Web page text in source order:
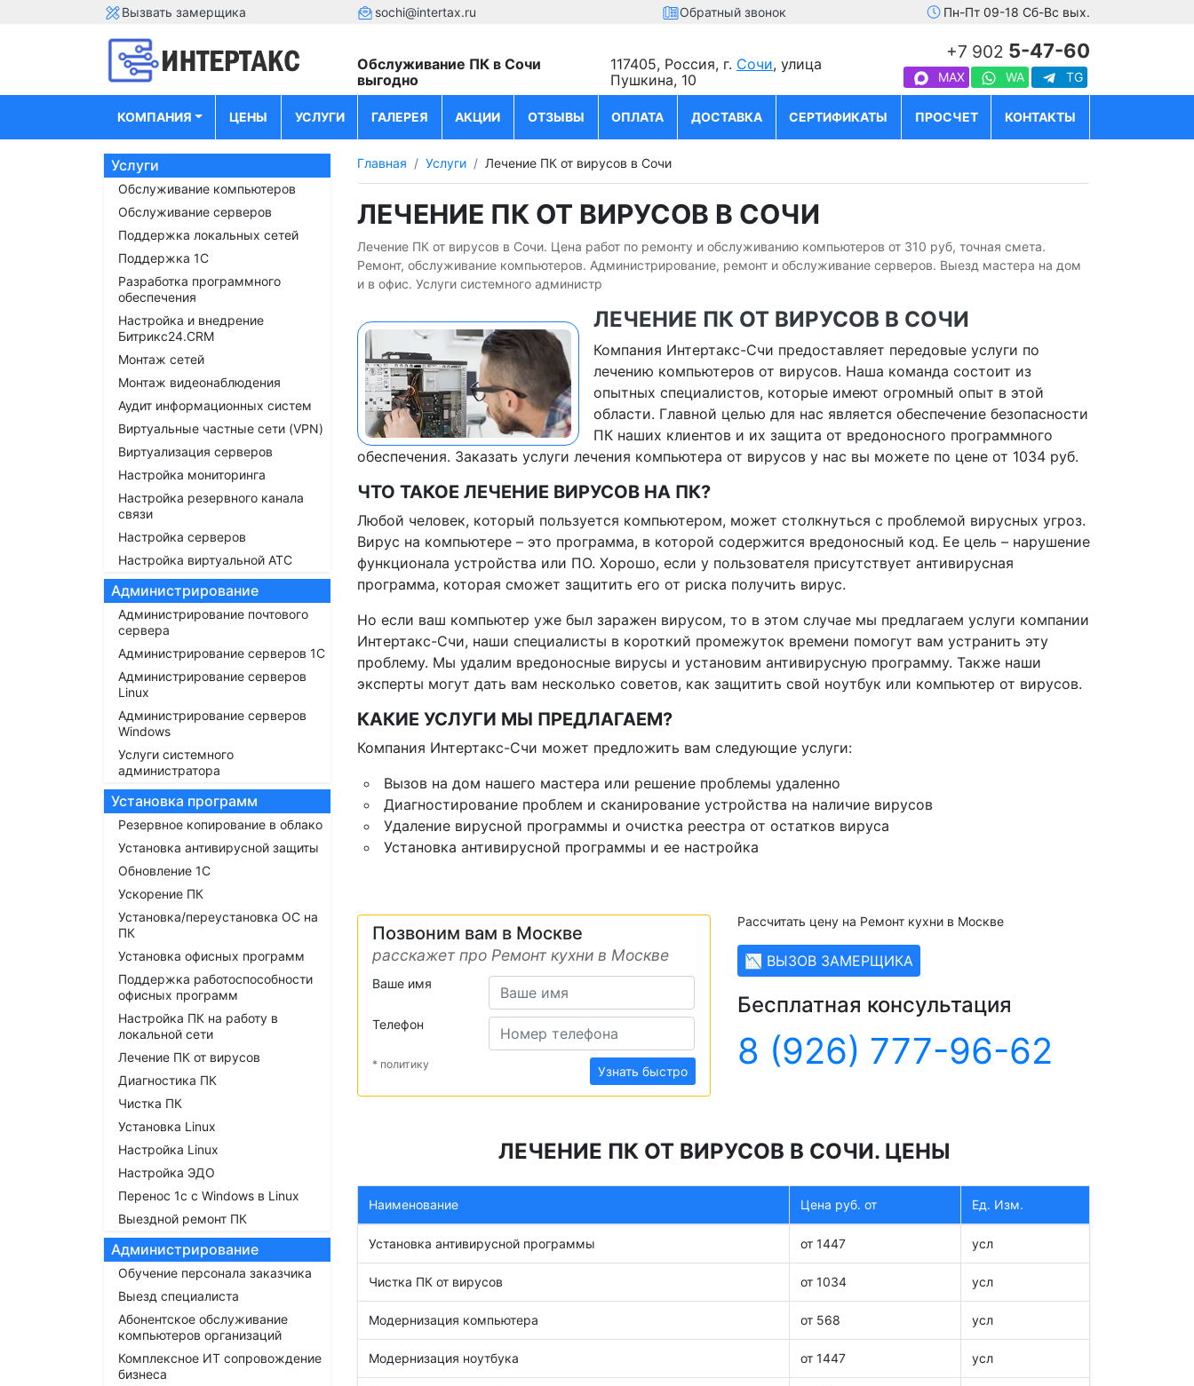
Вызвать замерщика sochi@intertax.ru Обратный звонок Пн-Пт 09-18 Сб-Вс вых.
Обслуживание ПК в Сочи
выгодно
117405, Россия, г. Сочи, улица
Пушкина, 10
+7 902 5-47-60
MAX WA TG
КОМПАНИЯ ЦЕНЫ УСЛУГИ ГАЛЕРЕЯ АКЦИИ ОТЗЫВЫ ОПЛАТА ДОСТАВКА СЕРТИФИКАТЫ ПРОСЧЕТ КОНТАКТЫ
Услуги
Обслуживание компьютеров
Обслуживание серверов
Поддержка локальных сетей
Поддержка 1С
Разработка программного
обеспечения
Настройка и внедрение
Битрикс24.CRM
Монтаж сетей
Монтаж видеонаблюдения
Аудит информационных систем
Виртуальные частные сети (VPN)
Виртуализация серверов
Настройка мониторинга
Настройка резервного канала
связи
Настройка серверов
Настройка виртуальной АТС
Администрирование
Администрирование почтового
сервера
Администрирование серверов 1С
Администрирование серверов
Linux
Администрирование серверов
Windows
Услуги системного
администратора
Установка программ
Резервное копирование в облако
Установка антивирусной защиты
Обновление 1С
Ускорение ПК
Установка/переустановка ОС на
ПК
Установка офисных программ
Поддержка работоспособности
офисных программ
Настройка ПК на работу в
локальной сети
Лечение ПК от вирусов
Диагностика ПК
Чистка ПК
Установка Linux
Настройка Linux
Настройка ЭДО
Перенос 1с с Windows в Linux
Выездной ремонт ПК
Администрирование
Обучение персонала заказчика
Выезд специалиста
Абонентское обслуживание
компьютеров организаций
Комплексное ИТ сопровождение
бизнеса
Главная Услуги Лечение ПК от вирусов в Сочи
ЛЕЧЕНИЕ ПК ОТ ВИРУСОВ В СОЧИ
Лечение ПК от вирусов в Сочи. Цена работ по ремонту и обслуживанию компьютеров от 310 руб, точная смета.
Ремонт, обслуживание компьютеров. Администрирование, ремонт и обслуживание серверов. Выезд мастера на дом
и в офис. Услуги системного администр
ЛЕЧЕНИЕ ПК ОТ ВИРУСОВ В СОЧИ
Компания Интертакс-Счи предоставляет передовые услуги по
лечению компьютеров от вирусов. Наша команда состоит из
опытных специалистов, которые имеют огромный опыт в этой
области. Главной целью для нас является обеспечение безопасности
ПК наших клиентов и их защита от вредоносного программного
обеспечения. Заказать услуги лечения компьютера от вирусов у нас вы можете по цене от 1034 руб.
ЧТО ТАКОЕ ЛЕЧЕНИЕ ВИРУСОВ НА ПК?
Любой человек, который пользуется компьютером, может столкнуться с проблемой вирусных угроз.
Вирус на компьютере – это программа, в которой содержится вредоносный код. Ее цель – нарушение
функционала устройства или ПО. Хорошо, если у пользователя присутствует антивирусная
программа, которая сможет защитить его от риска получить вирус.
Но если ваш компьютер уже был заражен вирусом, то в этом случае мы предлагаем услуги компании
Интертакс-Счи, наши специалисты в короткий промежуток времени помогут вам устранить эту
проблему. Мы удалим вредоносные вирусы и установим антивирусную программу. Также наши
эксперты могут дать вам несколько советов, как защитить свой ноутбук или компьютер от вирусов.
КАКИЕ УСЛУГИ МЫ ПРЕДЛАГАЕМ?
Компания Интертакс-Счи может предложить вам следующие услуги:
Вызов на дом нашего мастера или решение проблемы удаленно
Диагностирование проблем и сканирование устройства на наличие вирусов
Удаление вирусной программы и очистка реестра от остатков вируса
Установка антивирусной программы и ее настройка
Позвоним вам в Москве
расскажет про Ремонт кухни в Москве
Ваше имя
Телефон
* политику Узнать быстро
Рассчитать цену на Ремонт кухни в Москве
📉 ВЫЗОВ ЗАМЕРЩИКА
Бесплатная консультация
8 (926) 777-96-62
ЛЕЧЕНИЕ ПК ОТ ВИРУСОВ В СОЧИ. ЦЕНЫ
Наименование Цена руб. от Ед. Изм.
Установка антивирусной программы от 1447 усл
Чистка ПК от вирусов от 1034 усл
Модернизация компьютера от 568 усл
Модернизация ноутбука от 1447 усл